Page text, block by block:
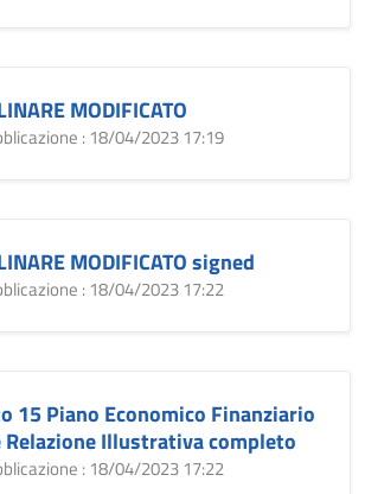
MODIFICATO
: 18/04/2023 17:19
MODIFICATO signed
: 18/04/2023 17:22
15 Piano Economico Finanziario
Relazione Illustrativa completo
: 18/04/2023 17:22